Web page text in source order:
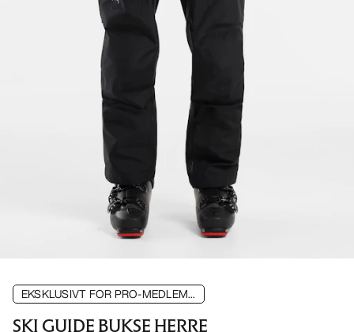
EKSKLUSIVT FOR PRO-MEDLEM...
SKI GUIDE BUKSE HERRE